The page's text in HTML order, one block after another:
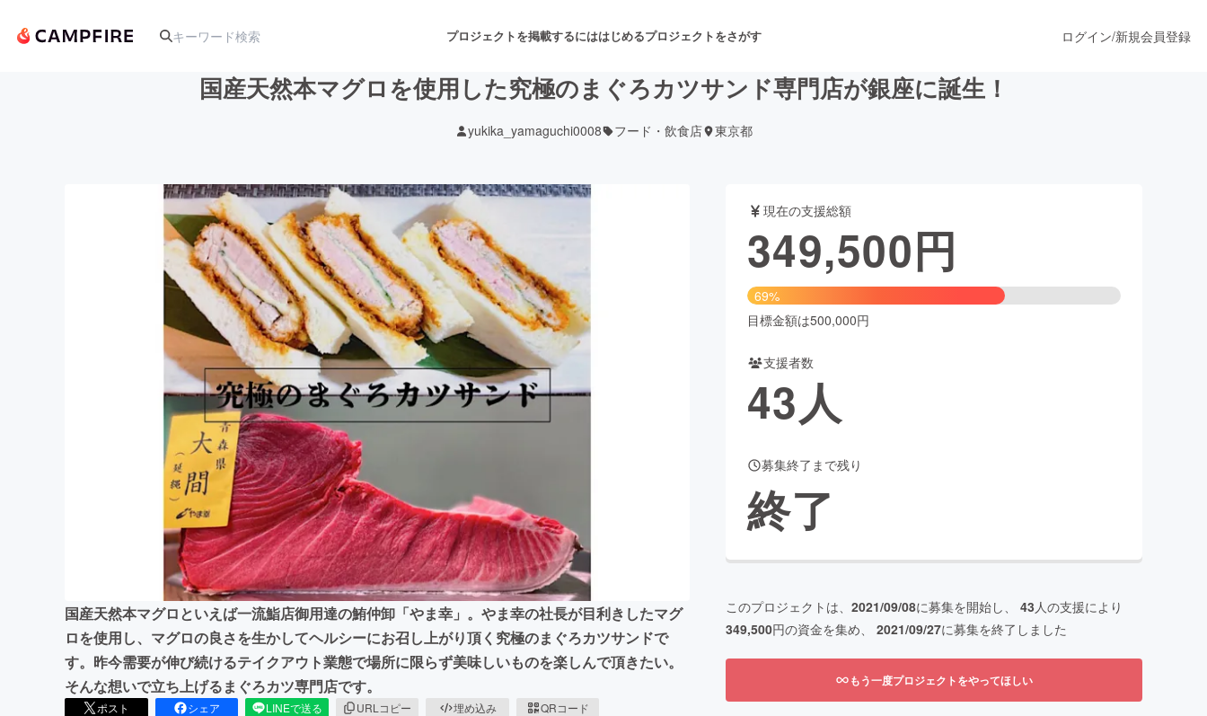
プロジェクトを掲載するにははじめるプロジェクトをさがす
アート・写真 音楽 舞台・パフォーマンス
テクノロジー・ガジェット ゲーム・サービス開発 ファッション
映像・映画 書籍・雑誌出版
ビジネス・起業 チャレンジ ビューティー・ヘルスケア
まちづくり・地域活性化
CAMPFIREふるさと納税
ログイン/新規会員登録
国産天然本マグロを使用した究極のまぐろカツサンド専門店が銀座に誕生！
yukika_yamaguchi0008 フード・飲食店 東京都
国産天然本マグロといえば一流鮨店御用達の鮪仲卸「やま幸」。やま幸の社長が目利きしたマグ
ロを使用し、マグロの良さを生かしてヘルシーにお召し上がり頂く究極のまぐろカツサンドで
す。昨今需要が伸び続けるテイクアウト業態で場所に限らず美味しいものを楽しんで頂きたい。
そんな想いで立ち上げるまぐろカツ専門店です。
ポスト シェア LINEで送る URLコピー 埋め込み QRコード
現在の支援総額
349,500円
69%
目標金額は500,000円
支援者数
43人
募集終了まで残り
終了
このプロジェクトは、 2021/09/08に募集を開始し、 43人の支援により
349,500円の資金を集め、 2021/09/27に募集を終了しました
もう一度プロジェクトをやってほしい